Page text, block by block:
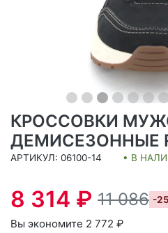
КРОССОВКИ
ДЕМИСЕЗОННЫЕ
АРТИКУЛ: 06100-14 • В
8 314 ₽ 11 086 -
Вы экономите 2 772 ₽